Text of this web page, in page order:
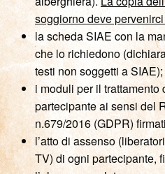
soggiorno deve
la scheda SIAE con la
che lo richiedono
testi non soggetti a SIAE);
i moduli per il
partecipante ai sensi del
n.679/2016 (GDPR) firmati
l’atto di assenso
TV) di ogni partecipante,